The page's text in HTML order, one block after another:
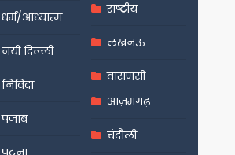
धर्म/आध्यात्म
नयी दिल्ली
निविदा
पंजाब
राष्ट्रीय
लखनऊ
वाराणसी
आज़मगढ़
चंदौली